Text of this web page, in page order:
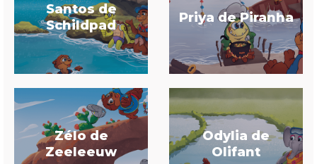
Santos de
Schildpad
Priya de Piranha
Zélo de
Zeeleeuw
Odylia de
Olifant